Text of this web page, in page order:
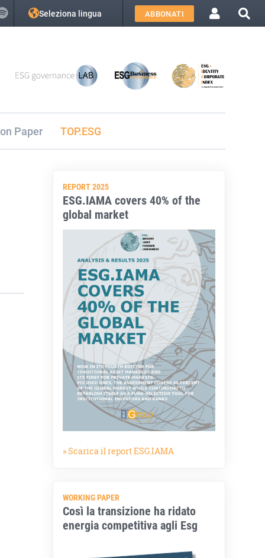
Seleziona lingua ABBONATI
Paper TOP.ESG
REPORT 2025
ESG.IAMA covers 40% of the
global market
» Scarica il report ESG.IAMA
WORKING PAPER
Così la transizione ha ridato
energia competitiva agli Esg